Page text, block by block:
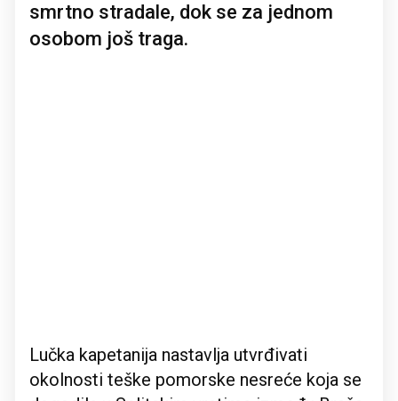
smrtno stradale, dok se za jednom
osobom još traga.
Lučka kapetanija nastavlja utvrđivati
okolnosti teške pomorske nesreće koja se